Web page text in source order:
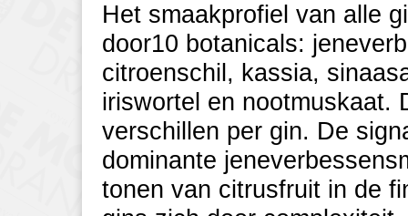
Het smaakprofiel van alle
door10 botanicals:
citroenschil, kassia,
iriswortel en nootmuskaat.
verschillen per gin. De
dominante
tonen van citrusfruit in de